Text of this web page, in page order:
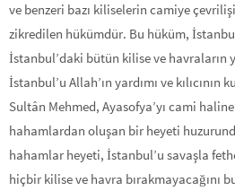
ve benzeri bazı kiliselerin camiye
zikredilen hükümdür. Bu hüküm,
İstanbul’daki bütün kilise ve havraların
İstanbul’u Allah’ın yardımı ve
Sultân Mehmed, Ayasofya’yı cami
hahamlardan oluşan bir heyeti
hahamlar heyeti, İstanbul’u savaşla
hiçbir kilise ve havra bırakmayacağını